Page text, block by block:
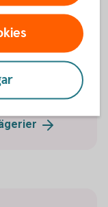
att aldrig
Läs mer
skydda dig